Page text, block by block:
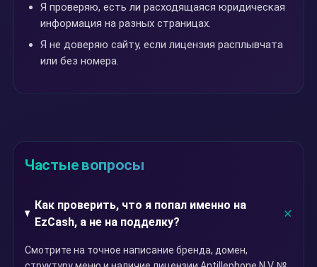
Я проверяю, есть ли расходящаяся юридическая
информация на разных страницах.
Я не доверяю сайту, если лицензия расплывчата
или без номера.
Частые вопросы
Как проверить, что я попал именно на
EzCash, а не на подделку?
Смотрите на точное написание бренда, домен,